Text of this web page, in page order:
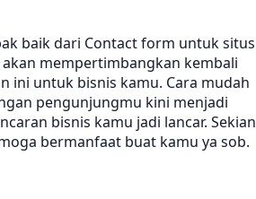
baik dari Contact form untuk situs
mempertimbangkan kembali
ini untuk bisnis kamu. Cara mudah
pengunjungmu kini menjadi
bisnis kamu jadi lancar. Sekian
bermanfaat buat kamu ya sob.